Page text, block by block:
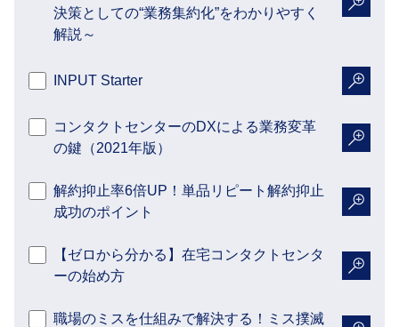
決策としての“業務集約化”をわかりやすく
解説～
詳細
INPUT Starter
詳細
コンタクトセンターのDXによる業務変革
の鍵（2021年版）
詳細
解約抑止率6倍UP！単品リピート解約抑止
成功のポイント
詳細
【ゼロから分かる】在宅コンタクトセンタ
ーの始め方
詳細
職場のミスを仕組みで解決する！ミス撲滅